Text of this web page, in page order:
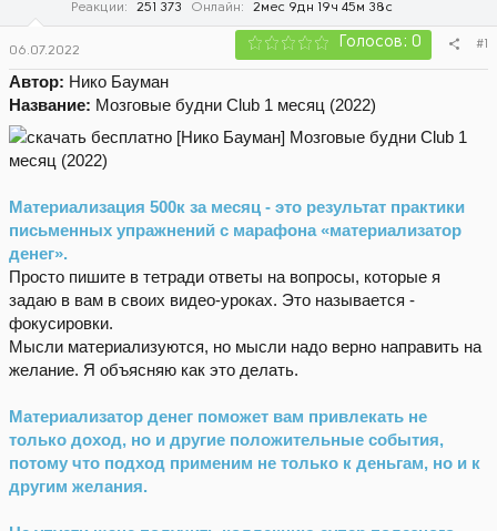
л
а
Реакции
251 373 Онлайн 2мес 9дн 19ч 45м 38с
06.07.2022 Голосов: 0 #1
Автор: Нико Бауман
Название: Мозговые будни Club 1 месяц (2022)
Материализация 500к за месяц - это результат практики
письменных упражнений с марафона «материализатор
денег».
Просто пишите в тетради ответы на вопросы, которые я
задаю в вам в своих видео-уроках. Это называется -
фокусировки.
Мысли материализуются, но мысли надо верно направить на
желание. Я объясняю как это делать.
Материализатор денег поможет вам привлекать не
только доход, но и другие положительные события,
потому что подход применим не только к деньгам, но и к
другим желания.